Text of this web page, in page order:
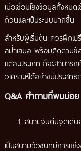
เมื่อเชื่อมโยงข้อมูลทั้งหม
ถ้วนและเป็นระบบมากขึ้น
สำหรับผู้เริ่มต้น ควรฝึกเ
สม่ำเสมอ พร้อมติดตามข้
แต่ละประเภท ก็จะสามา
วิเคราะห์ได้อย่างมีประสิท
Q&A คำถามที่พบบ่อย
สนามจันดีมีจุดเด่นอ
เป็นสนามวัวชนที่มีการแข่